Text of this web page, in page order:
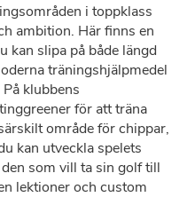
i toppklass
ambition. Här finns en
kan slipa på både längd
träningshjälpmedel
klubbens
för att träna
område för chippar,
kan utveckla spelets
som vill ta sin golf till
lektioner och custom